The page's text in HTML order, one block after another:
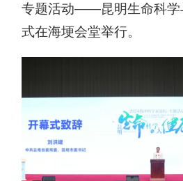
专题活动——昆明生命科学
式在海埂会堂举行。